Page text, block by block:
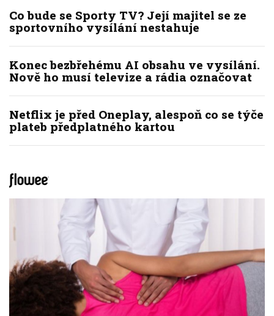
Co bude se Sporty TV? Její majitel se ze
sportovního vysílání nestahuje
Konec bezbřehému AI obsahu ve vysílání.
Nově ho musí televize a rádia označovat
Netflix je před Oneplay, alespoň co se týče
plateb předplatného kartou